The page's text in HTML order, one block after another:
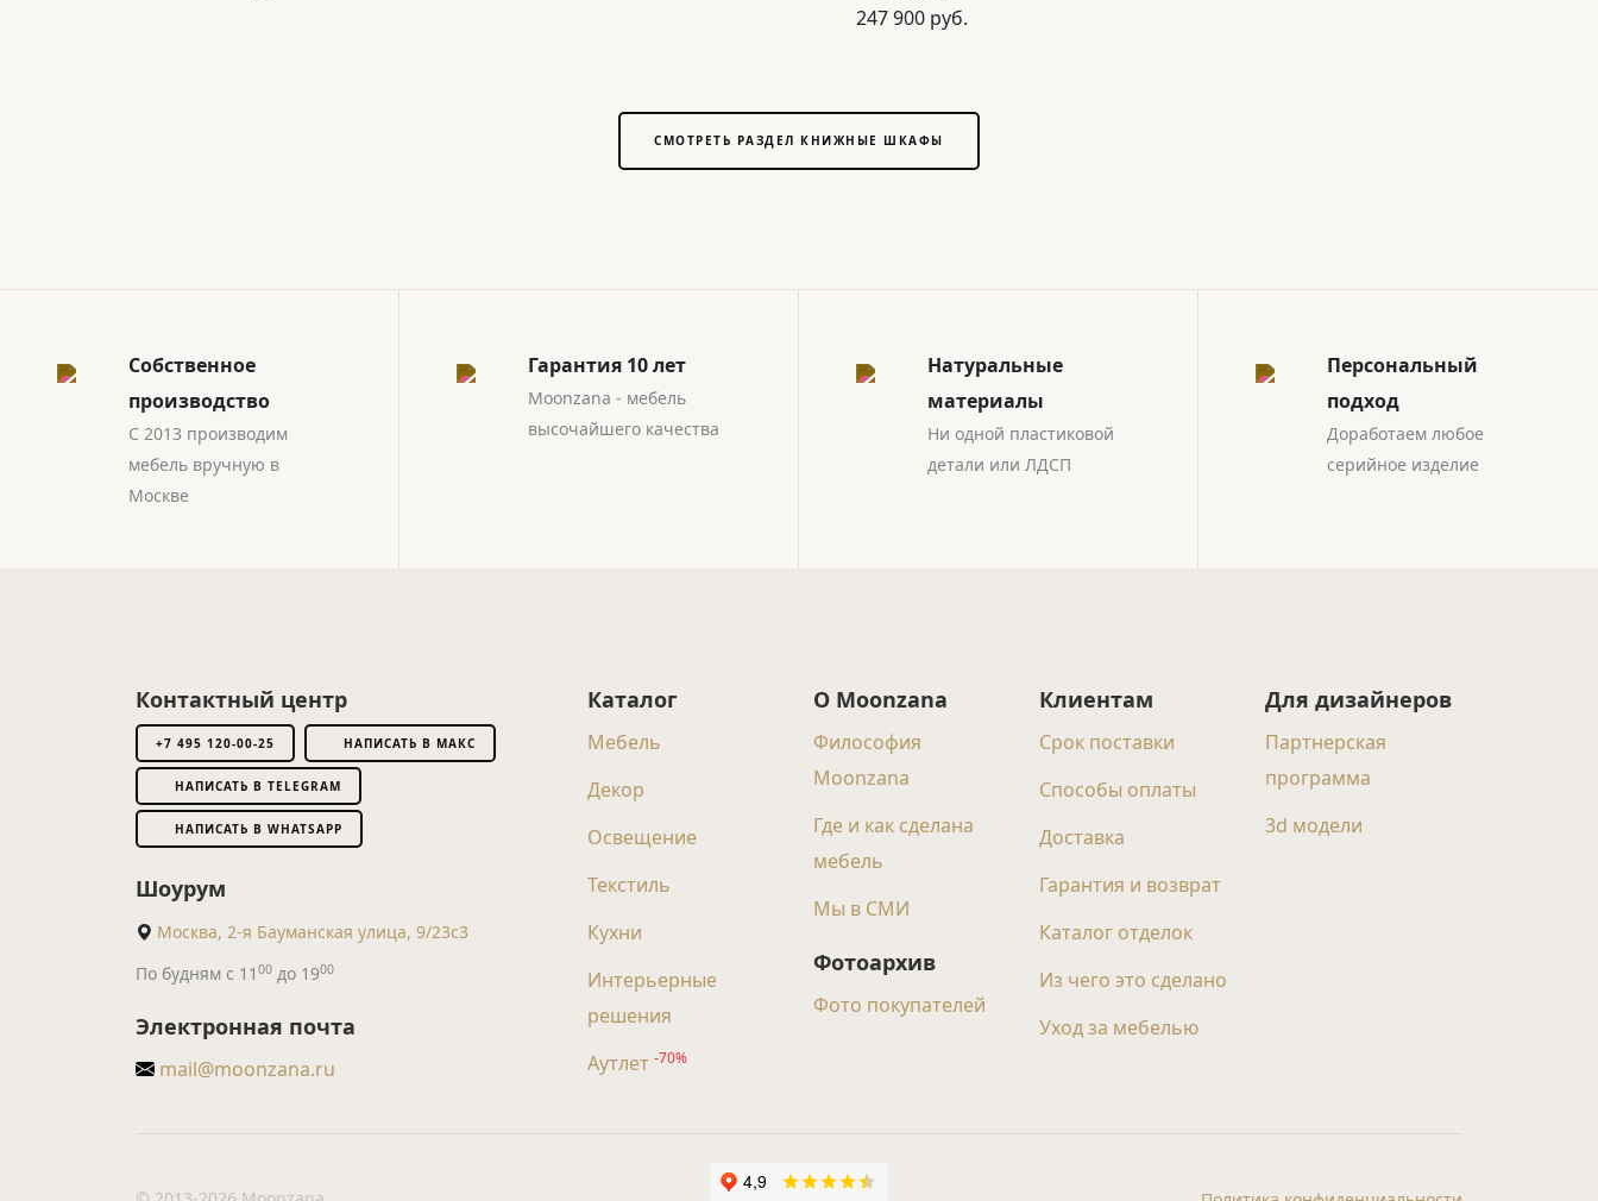
247 900 руб.
СМОТРЕТЬ РАЗДЕЛ КНИЖНЫЕ ШКАФЫ
Собственное
производство
С 2013 производим
мебель вручную в
Москве
Гарантия 10 лет
Moonzana - мебель
высочайшего качества
Натуральные
материалы
Ни одной пластиковой
детали или ЛДСП
Персональный
подход
Доработаем любое
серийное изделие
Контактный центр
+7 495 120-00-25 НАПИСАТЬ В МАКС
НАПИСАТЬ В TELEGRAM
НАПИСАТЬ В WHATSAPP
Шоурум
Москва, 2-я Бауманская улица, 9/23с3
По будням с 11 00 до 1900
Электронная почта
mail@moonzana.ru
Каталог
Мебель
Декор
Освещение
Текстиль
Кухни
Интерьерные
решения
Аутлет -70%
О Moonzana
Философия
Moonzana
Где и как сделана
мебель
Мы в СМИ
Фотоархив
Фото покупателей
Клиентам
Срок поставки
Способы оплаты
Доставка
Гарантия и возврат
Каталог отделок
Из чего это сделано
Уход за мебелью
Для дизайнеров
Партнерская
программа
3d модели